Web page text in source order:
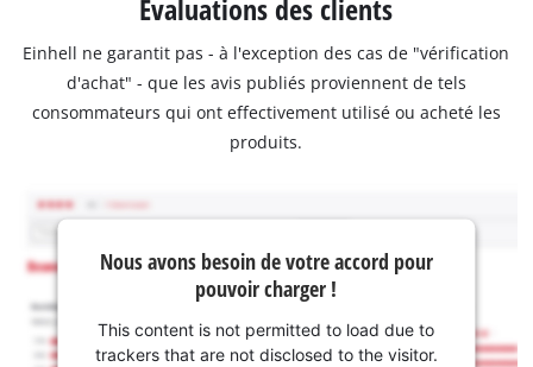
Évaluations des clients
Einhell ne garantit pas - à l'exception des cas de "vérification
d'achat" - que les avis publiés proviennent de tels
consommateurs qui ont effectivement utilisé ou acheté les
produits.
Nous avons besoin de votre accord pour
pouvoir charger !
This content is not permitted to load due to
trackers that are not disclosed to the visitor.